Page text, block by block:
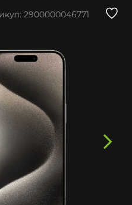
2900000046771